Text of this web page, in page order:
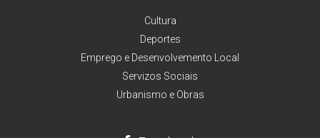
Cultura
Deportes
Emprego e Desenvolvemento Local
Servizos Sociais
Urbanismo e Obras